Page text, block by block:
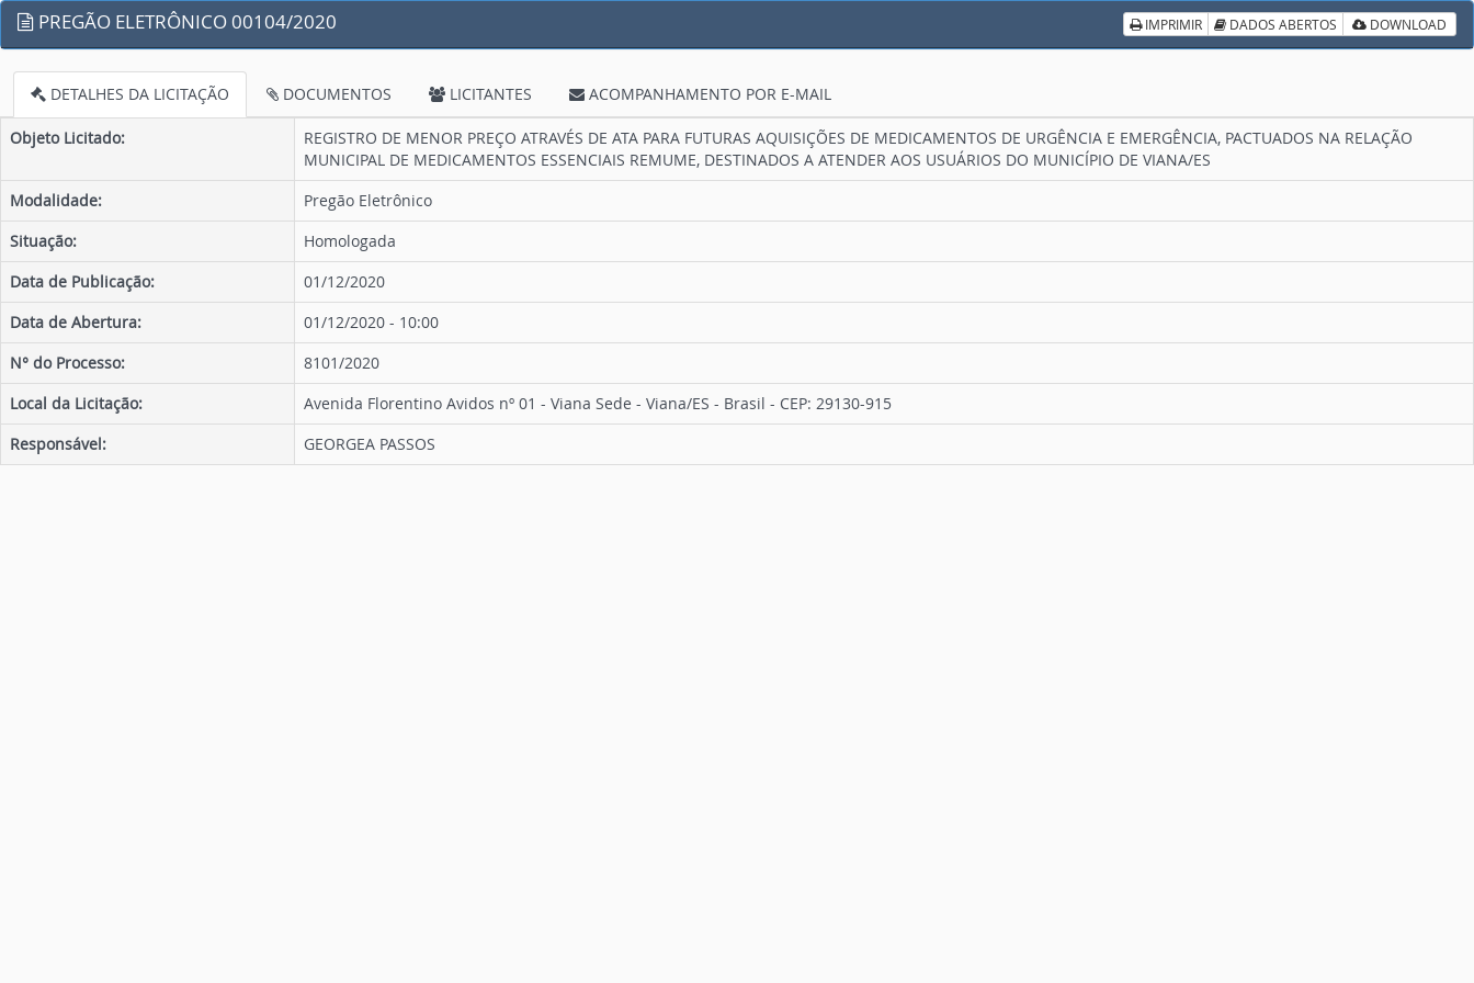
PREGÃO ELETRÔNICO 00104/2020 IMPRIMIR DADOS ABERTOS DOWNLOAD
DETALHES DA LICITAÇÃO DOCUMENTOS LICITANTES ACOMPANHAMENTO POR E-MAIL
Objeto Licitado:
REGISTRO DE MENOR PREÇO ATRAVÉS DE ATA PARA FUTURAS AQUISIÇÕES DE MEDICAMENTOS DE URGÊNCIA E EMERGÊNCIA, PACTUADOS NA RELAÇÃO
MUNICIPAL DE MEDICAMENTOS ESSENCIAIS REMUME, DESTINADOS A ATENDER AOS USUÁRIOS DO MUNICÍPIO DE VIANA/ES
Modalidade:
Pregão Eletrônico
Situação:
Homologada
Data de Publicação:
01/12/2020
Data de Abertura:
01/12/2020 - 10:00
N° do Processo:
8101/2020
Local da Licitação:
Avenida Florentino Avidos nº 01 - Viana Sede - Viana/ES - Brasil - CEP: 29130-915
Responsável:
GEORGEA PASSOS